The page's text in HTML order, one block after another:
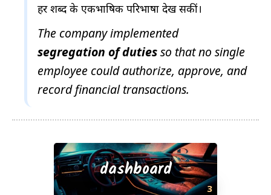
हर शब्द के एकभाषिक परिभाषा देख सकीं।
The company implemented
segregation ofdutiesso that no single
employee could authorize, approve, and
record financial transactions.
3
dashboard